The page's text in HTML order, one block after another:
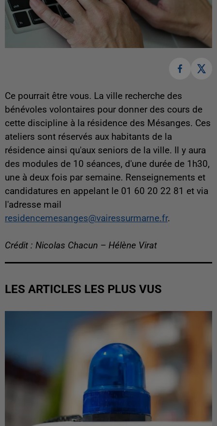
Ce pourrait être vous. La ville recherche des
bénévoles volontaires pour donner des cours de
cette discipline à la résidence des Mésanges. Ces
ateliers sont réservés aux habitants de la
résidence ainsi qu'aux seniors de la ville. Il y aura
des modules de 10 séances, d'une durée de 1h30,
une à deux fois par semaine. Renseignements et
candidatures en appelant le 01 60 20 22 81 et via
l'adresse mail
residencemesanges@vairessurmarne.fr.
Crédit : Nicolas Chacun – Hélène Virat
LES ARTICLES LES PLUS VUS